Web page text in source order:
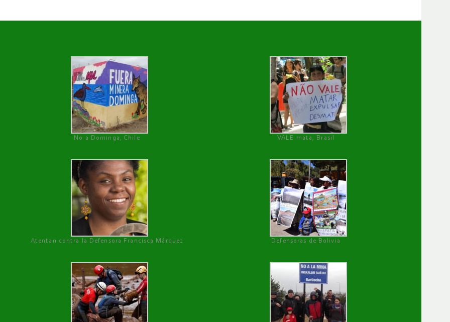
No a Dominga, Chile
VALE mata, Brasil
Atentan contra la Defensora Francisca Márquez Defensoras de Bolivia